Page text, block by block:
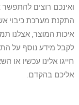
ואינכם רוצים
התקנת מערכת כיבוי
איכות המוצר, אצלנו
לקבל מידע נוסף על
חייגו אלינו עכשיו או
אליכם בהקדם.